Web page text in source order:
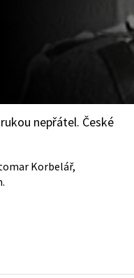
nepřátel. České
Korbelář,